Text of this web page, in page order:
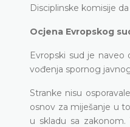
Disciplinske komisije
Ocjena Evropskog
Evropski sud je
vođenja spornog
Stranke nisu
osnov za miješanje u
u skladu sa